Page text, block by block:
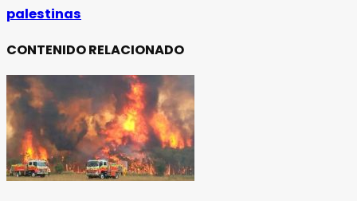
palestinas
CONTENIDO RELACIONADO